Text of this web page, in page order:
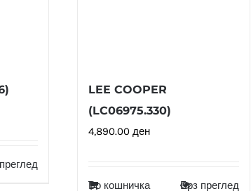
LEE COOPER
(LC06975.330)
4,890.00 ден
Во кошничка Брз преглед